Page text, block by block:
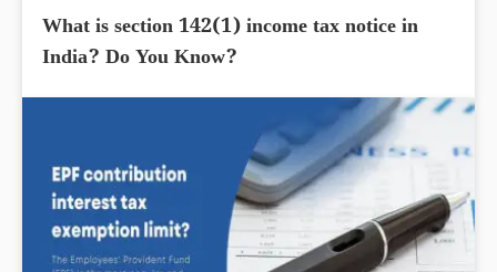
What is section 142(1) income tax notice in
India? Do You Know?